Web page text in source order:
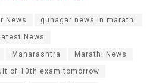
News guhagar news in marathi
News
Maharashtra Marathi News
of 10th exam tomorrow